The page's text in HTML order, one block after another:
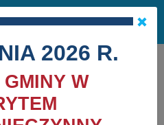
10 04
NAPISZ DO NAS
×
2026 R.
W